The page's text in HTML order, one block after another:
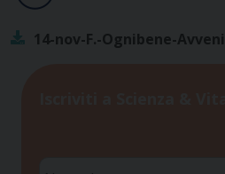
14-nov-F.-Ognibene-